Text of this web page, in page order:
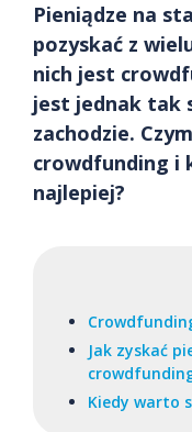
Pieniądze na
pozyskać z
nich jest
jest jednak tak
zachodzie.
crowdfunding i
najlepiej?
Jak zyskać
Kiedy warto